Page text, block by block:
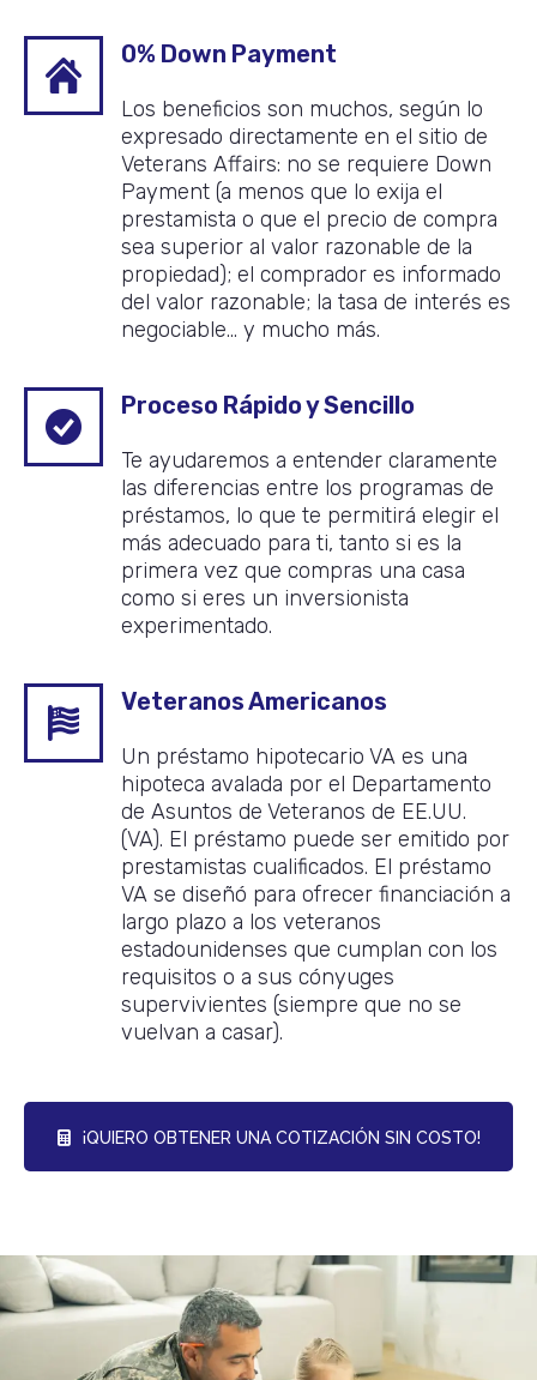
0% Down Payment
Los beneficios son muchos, según lo
expresado directamente en el sitio de
Veterans Affairs: no se requiere Down
Payment (a menos que lo exija el
prestamista o que el precio de compra
sea superior al valor razonable de la
propiedad); el comprador es informado
del valor razonable; la tasa de interés es
negociable… y mucho más.
Proceso Rápido y Sencillo
Te ayudaremos a entender claramente
las diferencias entre los programas de
préstamos, lo que te permitirá elegir el
más adecuado para ti, tanto si es la
primera vez que compras una casa
como si eres un inversionista
experimentado.
Veteranos Americanos
Un préstamo hipotecario VA es una
hipoteca avalada por el Departamento
de Asuntos de Veteranos de EE.UU.
(VA). El préstamo puede ser emitido por
prestamistas cualificados. El préstamo
VA se diseñó para ofrecer financiación a
largo plazo a los veteranos
estadounidenses que cumplan con los
requisitos o a sus cónyuges
supervivientes (siempre que no se
vuelvan a casar).
¡QUIERO OBTENER UNA COTIZACIÓN SIN COSTO!